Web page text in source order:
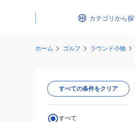
カテゴリ
ホーム ゴルフ ラウンド小物
すべての条件をクリア
すべて